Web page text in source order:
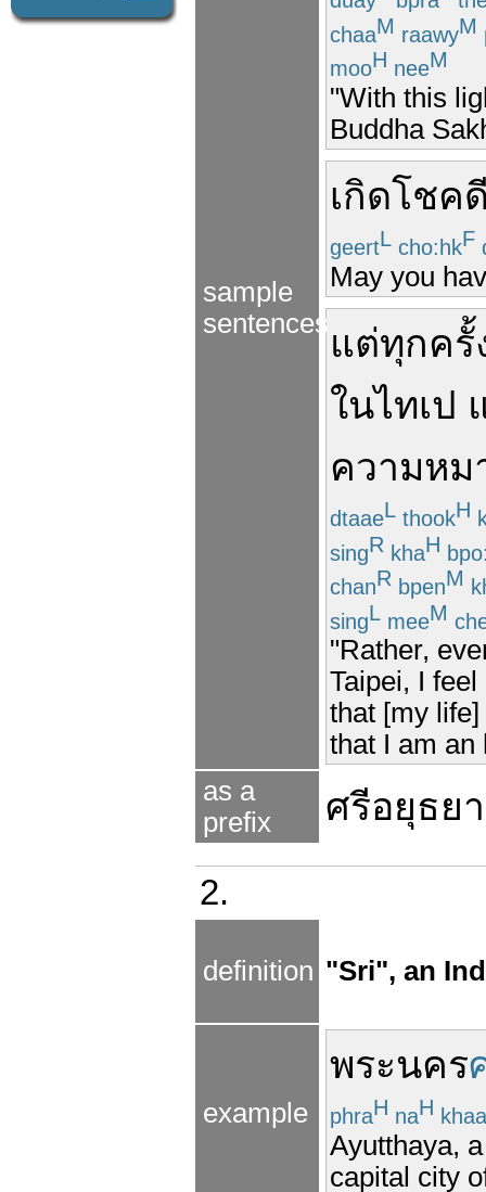
sample
sentences
chaaM raawyM
mooH neeM
"With this
Buddha
เกิดโชค
geertL cho:hkF
May you
แต่ทุกครั้
ในไทเป
ความหม
dtaaeL thookH
singR khaH
chanR bpenM
singL meeM
"Rather,
Taipei, I
that [my
that I am an
as a
prefix
ศรีอยุธยา
2.
definition "Sri", an
example
พระนคร
phraH naH
Ayutthaya,
capital city